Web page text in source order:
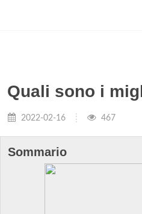
Quali sono i
2022-02-16 467
Sommario